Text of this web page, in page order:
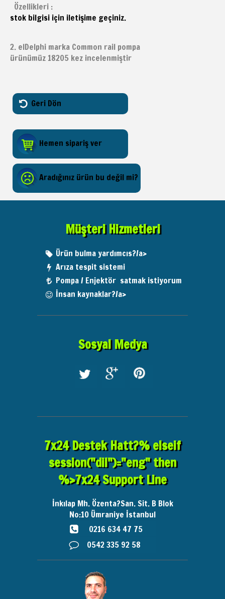
Özellikleri :
stok bilgisi için iletişime geçiniz.
2. elDelphi marka Common rail pompa
ürünümüz 18205 kez incelenmiştir
Geri Dön
Hemen sipariş ver
Aradığınız ürün bu değil mi?
Müşteri Hizmetleri
Ürün bulma yardımcıs?/a>
Arıza tespit sistemi
Pompa / Enjektör satmak istiyorum
İnsan kaynaklar?/a>
Sosyal Medya
7x24 Destek Hatt?% elseif
session("dil")="eng" then
%>7x24 Support Line
İnkılap Mh. Özenta?San. Sit. B Blok
No:10 Ümraniye İstanbul
0216 634 47 75
0542 335 92 58